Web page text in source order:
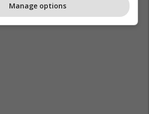
Manage options